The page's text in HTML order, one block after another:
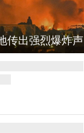
传出强烈爆炸声